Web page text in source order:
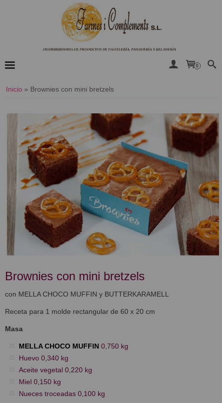
0
Inicio » Brownies con mini bretzels
Brownies con mini bretzels
con MELLA CHOCO MUFFIN y BUTTERKARAMELL
Receta para 1 molde rectangular de 60 x 20 cm
Masa
MELLA CHOCO MUFFIN 0,750 kg
Huevo 0,340 kg
Aceite vegetal 0,220 kg
Miel 0,150 kg
Nueces troceadas 0,100 kg